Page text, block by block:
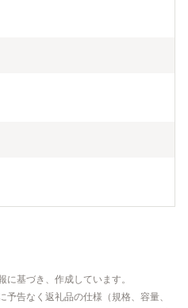
基づき、作成しています。
告なく返礼品の仕様（規格、容量、